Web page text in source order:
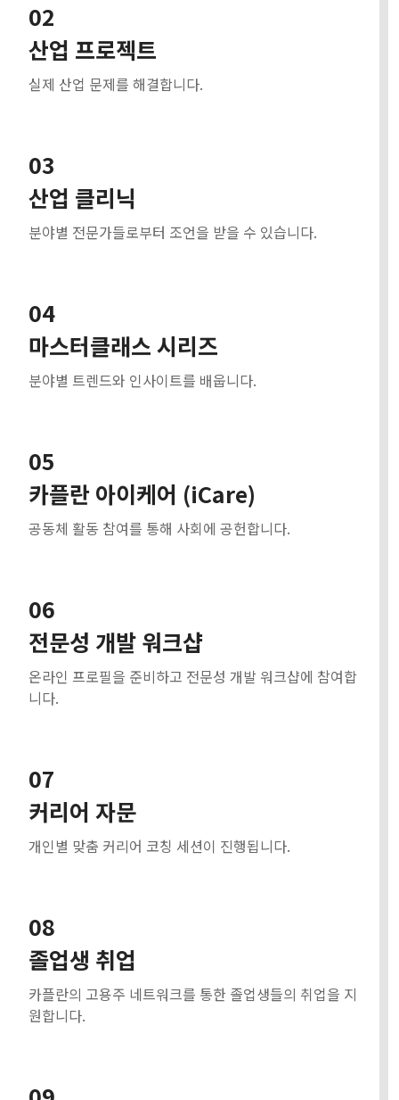
02
산업 프로젝트
실제 산업 문제를 해결합니다.
03
산업 클리닉
분야별 전문가들로부터 조언을 받을 수 있습니다.
04
마스터클래스 시리즈
분야별 트렌드와 인사이트를 배웁니다.
05
카플란 아이케어 (iCare)
공동체 활동 참여를 통해 사회에 공헌합니다.
06
전문성 개발 워크샵
온라인 프로필을 준비하고 전문성 개발 워크샵에 참여합
니다.
07
커리어 자문
개인별 맞춤 커리어 코칭 세션이 진행됩니다.
08
졸업생 취업
카플란의 고용주 네트워크를 통한 졸업생들의 취업을 지
원합니다.